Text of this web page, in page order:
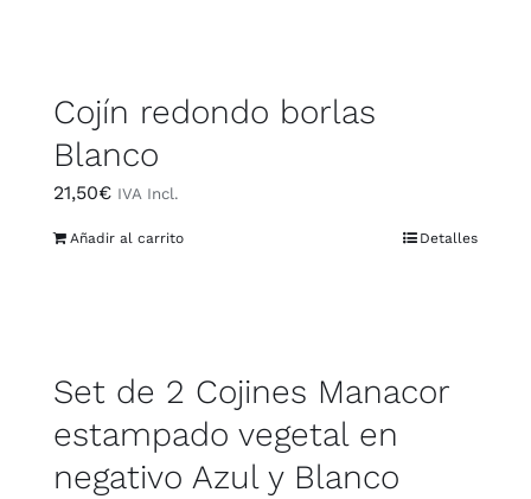
Cojín redondo borlas
Blanco
21,50€ IVA Incl.
Añadir al carrito Detalles
Set de 2 Cojines Manacor
estampado vegetal en
negativo Azul y Blanco